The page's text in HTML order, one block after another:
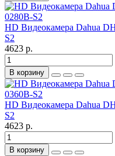
HD Видеокамера Dahua
S2
4623 р.
В корзину
HD Видеокамера Dahua
S2
4623 р.
В корзину